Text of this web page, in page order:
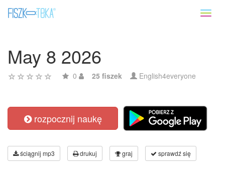
May 8 2026
0 25 fiszek English4everyone
rozpocznij naukę
ściągnij mp3 drukuj graj sprawdź się